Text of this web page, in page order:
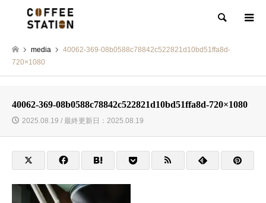
検索
media
40062-369-08b0588c78842c522821d10bd51ffa8d-
720×1080
40062-369-08b0588c78842c522821d10bd51ffa8d-720×1080
2025.08.19 / 最終更新日：2025.08.19